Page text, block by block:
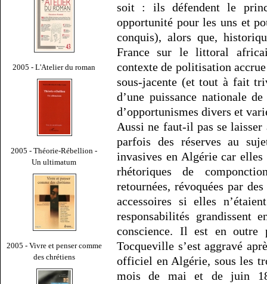
2005 - L'Atelier du roman
2005 - Théorie-Rébellion -
Un ultimatum
2005 - Vivre et penser comme
des chrétiens
soit : ils défendent le
opportunité pour les uns et
conquis), alors que,
France sur le littoral
contexte de politisation
sous-jacente (et tout à fait
d’une puissance nationale
d’opportunismes divers et
Aussi ne faut-il pas se
parfois des réserves au
invasives en Algérie car
rhétoriques de
retournées, révoquées par
accessoires si elles
responsabilités grandissent
conscience. Il est en outre
Tocqueville s’est aggravé
officiel en Algérie, sous les
mois de mai et de juin